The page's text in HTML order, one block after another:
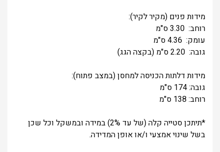
מידות פנים (מקיר לקיר):
רוחב: 3.30 ס"מ
עומק: 4.36 ס"מ
גובה: 2.20 ס"מ (בקצה הגג)
מידות דלתות הכניסה למחסן (במצב פתוח):
גובה: 174 ס"מ
רוחב: 138 ס"מ
*תיתכן סטייה קלה (של עד 2%) במידה ובמשקל וכל שכן
בשל שינוי אמצעי ו/או אופן המדידה.